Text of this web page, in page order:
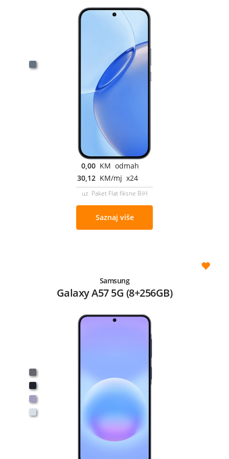
0,00 KM odmah
30,12 KM/mj x24
uz Paket Flat fiksne BiH
Saznaj više
Samsung
Galaxy A57 5G (8+256GB)